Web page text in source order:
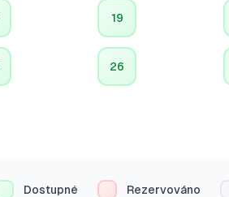
19
26
Dostupné Rezervováno